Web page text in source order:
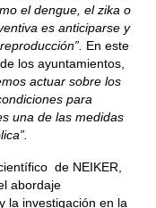
el dengue, el zika o
es anticiparse y
En este
los ayuntamientos,
actuar sobre los
para
una de las medidas
de NEIKER,
abordaje
la investigación en la